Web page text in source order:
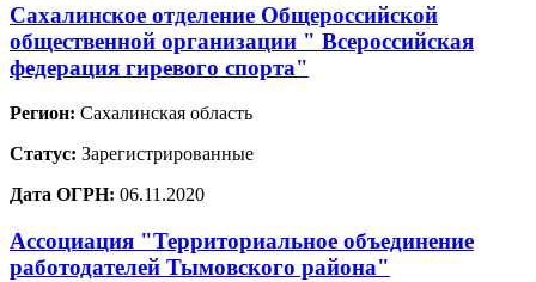
Сахалинское отделение Общероссийской
общественной организации " Всероссийская
федерация гиревого спорта"
Регион: Сахалинская область
Статус: Зарегистрированные
Дата ОГРН: 06.11.2020
Ассоциация "Территориальное объединение
работодателей Тымовского района"